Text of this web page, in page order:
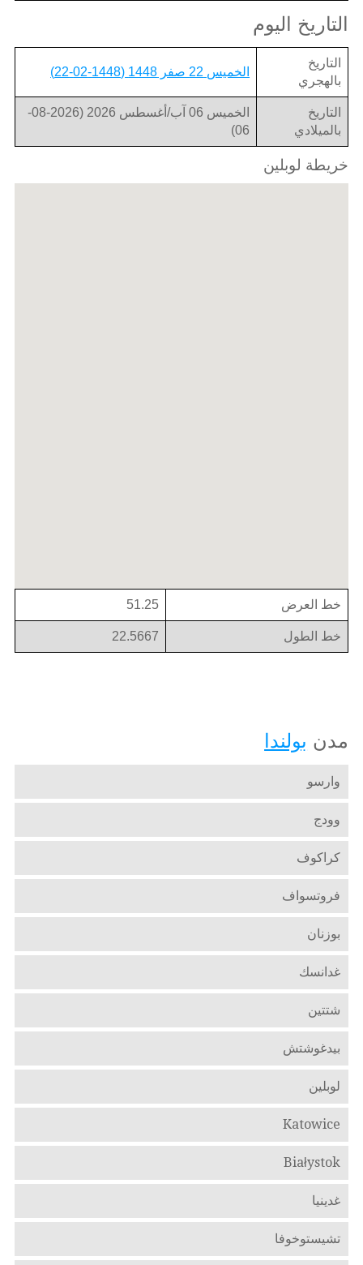
التاريخ اليوم
التاريخ
بالهجري
الخميس 22 صفر 1448 (1448-02-22)
التاريخ
بالميلادي
الخميس 06 آب/أغسطس 2026 (2026-08-
06)
خريطة لوبلين
خط العرض 51.25
خط الطول 22.5667
مدن بولندا
وارسو
وودج
كراكوف
فروتسواف
بوزنان
غدانسك
شتتين
بيدغوشتش
لوبلين
Katowice
Białystok
غدينيا
تشيستوخوفا